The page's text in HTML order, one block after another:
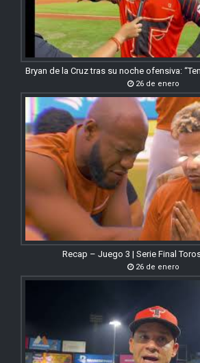
Bryan de la Cruz tras su noche ofensiva:
26 de enero
Recap – Juego 3 | Serie Final
26 de enero